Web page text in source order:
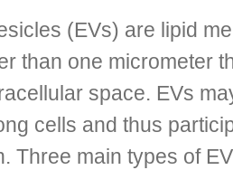
(EVs) are lipid
than one micrometer
space. EVs
cells and thus
Three main types of